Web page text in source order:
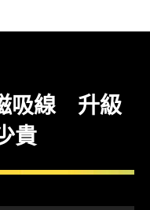
吸線 升級
貴